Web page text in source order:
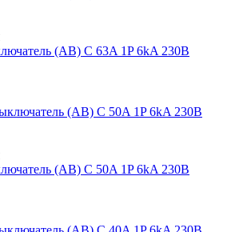
(АВ) C 63A 1P 6kA 230В
(АВ) C 50A 1P 6kA 230В